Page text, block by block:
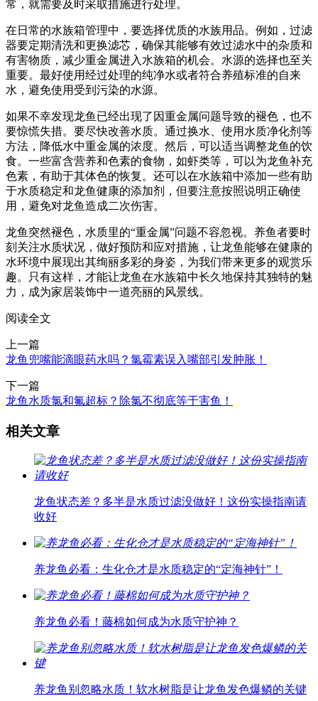
常，就需要及时采取措施进行处理。
在日常的水族箱管理中，要选择优质的水族用品。例如，过滤
器要定期清洗和更换滤芯，确保其能够有效过滤水中的杂质和
有害物质，减少重金属进入水族箱的机会。水源的选择也至关
重要。最好使用经过处理的纯净水或者符合养殖标准的自来
水，避免使用受到污染的水源。
如果不幸发现龙鱼已经出现了因重金属问题导致的褪色，也不
要惊慌失措。要尽快改善水质。通过换水、使用水质净化剂等
方法，降低水中重金属的浓度。然后，可以适当调整龙鱼的饮
食。一些富含营养和色素的食物，如虾类等，可以为龙鱼补充
色素，有助于其体色的恢复。还可以在水族箱中添加一些有助
于水质稳定和龙鱼健康的添加剂，但要注意按照说明正确使
用，避免对龙鱼造成二次伤害。
龙鱼突然褪色，水质里的“重金属”问题不容忽视。养鱼者要时
刻关注水质状况，做好预防和应对措施，让龙鱼能够在健康的
水环境中展现出其绚丽多彩的身姿，为我们带来更多的观赏乐
趣。只有这样，才能让龙鱼在水族箱中长久地保持其独特的魅
力，成为家居装饰中一道亮丽的风景线。
阅读全文
上一篇
龙鱼兜嘴能滴眼药水吗？氯霉素误入嘴部引发肿胀！
下一篇
龙鱼水质氯和氟超标？除氯不彻底等于害鱼！
相关文章
龙鱼状态差？多半是水质过滤没做好！这份实操指南请
收好
养龙鱼必看：生化仓才是水质稳定的“定海神针”！
养龙鱼必看！藤棉如何成为水质守护神？
养龙鱼别忽略水质！软水树脂是让龙鱼发色爆鳞的关键